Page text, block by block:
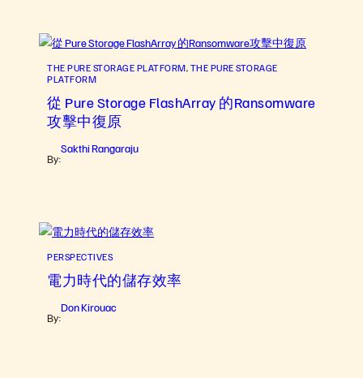
THE PURE STORAGE PLATFORM, THE PURE STORAGE
PLATFORM
從 Pure Storage FlashArray 的Ransomware
攻擊中復原
By:
Sakthi Rangaraju
PERSPECTIVES
電力時代的儲存效率
By:
Don Kirouac